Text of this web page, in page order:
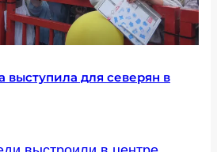
выступила для северян в